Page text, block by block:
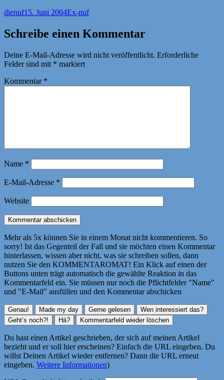
Autor
dienufVeröffentlicht
15. Juni 2004Kategorien
Ex-nuf
Schreibe einen Kommentar
Deine E-Mail-Adresse wird nicht veröffentlicht. Erforderliche
Felder sind mit * markiert
Kommentar *
Name *
E-Mail-Adresse *
Website
Mehr als 5x können Sie in einem Monat nicht kommentieren. So
sorry! Ist das Gegenteil der Fall und sie möchten einen Kommentar
hinterlassen, wissen aber nicht, was sie schreiben sollen, dann
nutzen Sie den KOMMENTAROMAT! Ein Klick auf einen der
Buttons unten trägt automatisch die gewählte Reaktion in das
Kommentarfeld ein. Sie müssen nur noch die Pflichtfelder "Name"
und "E-Mail" ausfüllen und den Kommentar abschicken
Du hast einen Artikel geschrieben, der sich auf meinen Artikel
bezieht und er soll hier erscheinen? Einfach die URL eingeben. Du
willst Deinen Artikel wieder entfernen? Dann die URL erneut
eingeben. Weitere Informationen)